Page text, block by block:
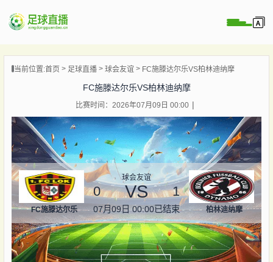
播
闻
当前位置:首页 足球直播 球会友谊 FC施滕达尔乐VS柏林迪纳摩
FC施滕达尔乐VS柏林迪纳摩
比赛时间：2026年07月09日 00:00
FC施滕达尔乐
球会友谊
0 VS 1
07月09日 00:00已结束 柏林迪纳摩